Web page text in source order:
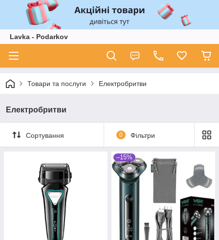
Lavka - Podarkov
Товари та послуги Електробритви
Електробритви
Сортування 0 Фільтри
–15%